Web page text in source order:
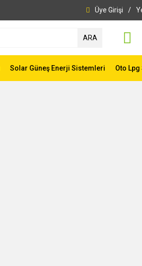
Üye Girişi /
ARA
Solar Güneş Enerji Sistemleri Oto